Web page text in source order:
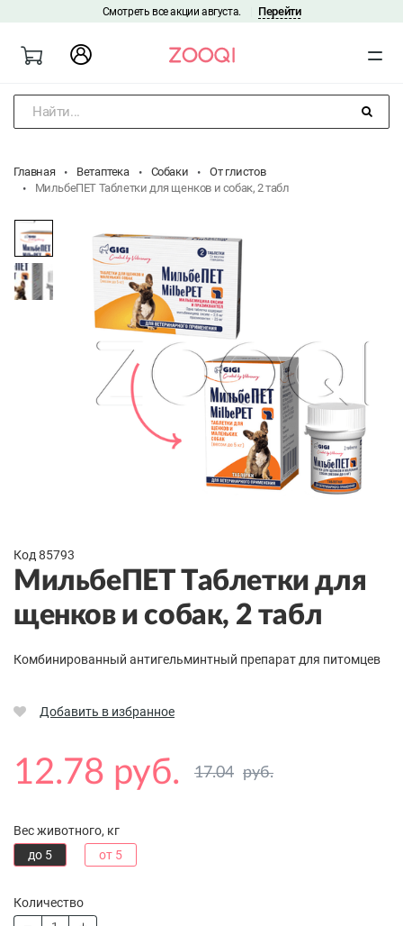
Смотреть все акции августа. Перейти
Найти...
Главная Ветаптека Собаки
От глистов
МильбеПЕТ Таблетки для щенков и собак, 2 табл
Код 85793
МильбеПЕТ Таблетки для
щенков и собак, 2 табл
Комбинированный антигельминтный препарат для питомцев
Добавить в избранное
12.78 руб. 17.04 руб.
Вес животного, кг
до 5
от 5
Количество